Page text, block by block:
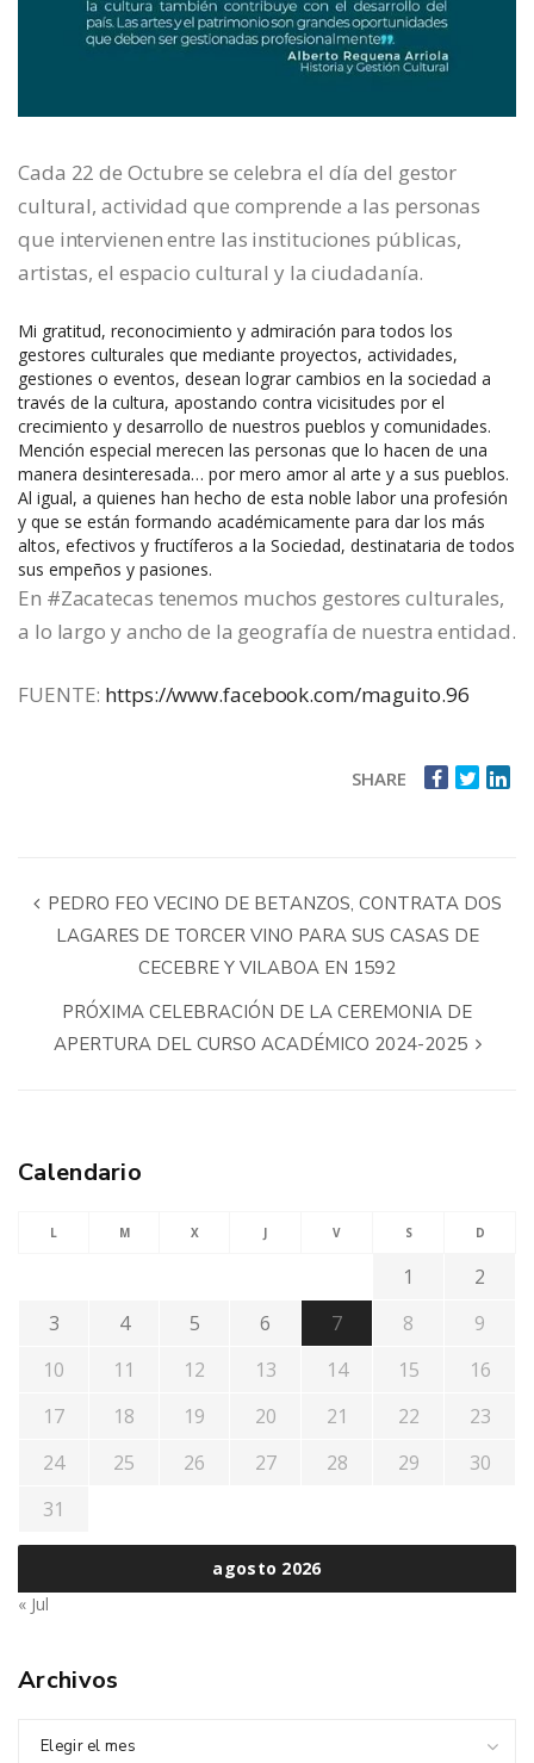
Cada 22 de Octubre se celebra el día del gestor
cultural, actividad que comprende a las personas
que intervienen entre las instituciones públicas,
artistas, el espacio cultural y la ciudadanía.
Mi gratitud, reconocimiento y admiración para todos los
gestores culturales que mediante proyectos, actividades,
gestiones o eventos, desean lograr cambios en la sociedad a
través de la cultura, apostando contra vicisitudes por el
crecimiento y desarrollo de nuestros pueblos y comunidades.
Mención especial merecen las personas que lo hacen de una
manera desinteresada… por mero amor al arte y a sus pueblos.
Al igual, a quienes han hecho de esta noble labor una profesión
y que se están formando académicamente para dar los más
altos, efectivos y fructíferos a la Sociedad, destinataria de todos
sus empeños y pasiones.
En #Zacatecas tenemos muchos gestores culturales,
a lo largo y ancho de la geografía de nuestra entidad.
FUENTE: https://www.facebook.com/maguito.96
SHARE
PEDRO FEO VECINO DE BETANZOS, CONTRATA DOS
LAGARES DE TORCER VINO PARA SUS CASAS DE
CECEBRE Y VILABOA EN 1592
PRÓXIMA CELEBRACIÓN DE LA CEREMONIA DE
APERTURA DEL CURSO ACADÉMICO 2024-2025
Calendario
agosto 2026
L M X J V S D
1
2
3
4 5 6 7 8
9
10
11 12 13 14 15
16
17
18 19 20 21 22
23
24
25 26 27 28 29
30
31
« Jul
Archivos
Elegir el mes